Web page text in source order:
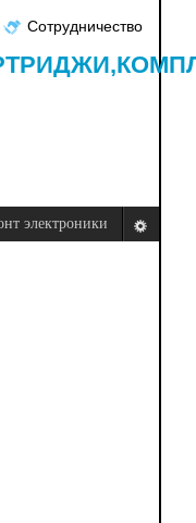
Сотрудничество
электроники